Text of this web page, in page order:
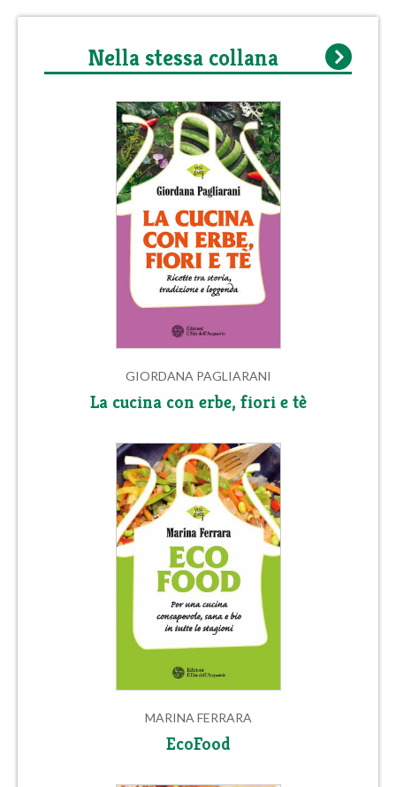
Nella stessa collana
GIORDANA PAGLIARANI
La cucina con erbe, fiori e tè
MARINA FERRARA
EcoFood